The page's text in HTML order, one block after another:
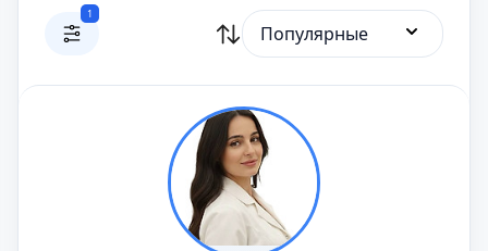
1
Популярные